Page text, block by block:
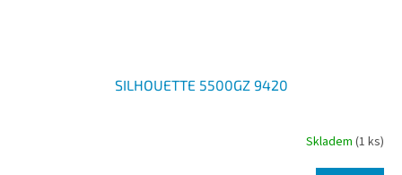
SILHOUETTE 5500GZ 9420
Skladem (1 ks)